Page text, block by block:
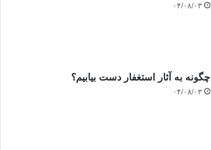
۰۴/۰۸/۰۳
چگونه به آثار استغفار دست بیابیم؟
۰۴/۰۸/۰۳